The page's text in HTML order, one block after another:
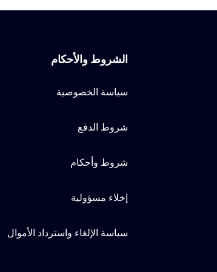
الشروط والأحكام
سياسة الخصوصية
شروط الدفع
شروط وأحكام
إخلاء مسؤولية
سياسة الإلغاء واسترداد الأموال